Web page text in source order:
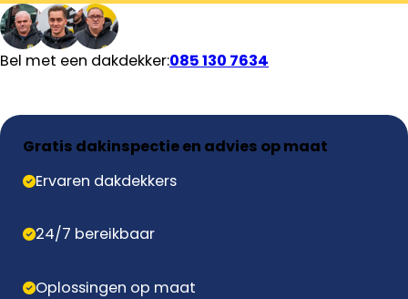
Bel met een dakdekker:085 130 7634
Gratis dakinspectie en advies op maat
Ervaren dakdekkers
24/7 bereikbaar
Oplossingen op maat